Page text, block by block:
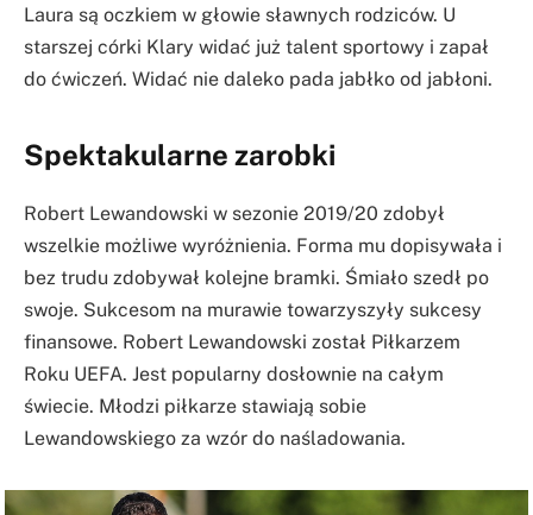
Laura są oczkiem w głowie sławnych rodziców. U
starszej córki Klary widać już talent sportowy i zapał
do ćwiczeń. Widać nie daleko pada jabłko od jabłoni.
Spektakularne zarobki
Robert Lewandowski w sezonie 2019/20 zdobył
wszelkie możliwe wyróżnienia. Forma mu dopisywała i
bez trudu zdobywał kolejne bramki. Śmiało szedł po
swoje. Sukcesom na murawie towarzyszyły sukcesy
finansowe. Robert Lewandowski został Piłkarzem
Roku UEFA. Jest popularny dosłownie na całym
świecie. Młodzi piłkarze stawiają sobie
Lewandowskiego za wzór do naśladowania.